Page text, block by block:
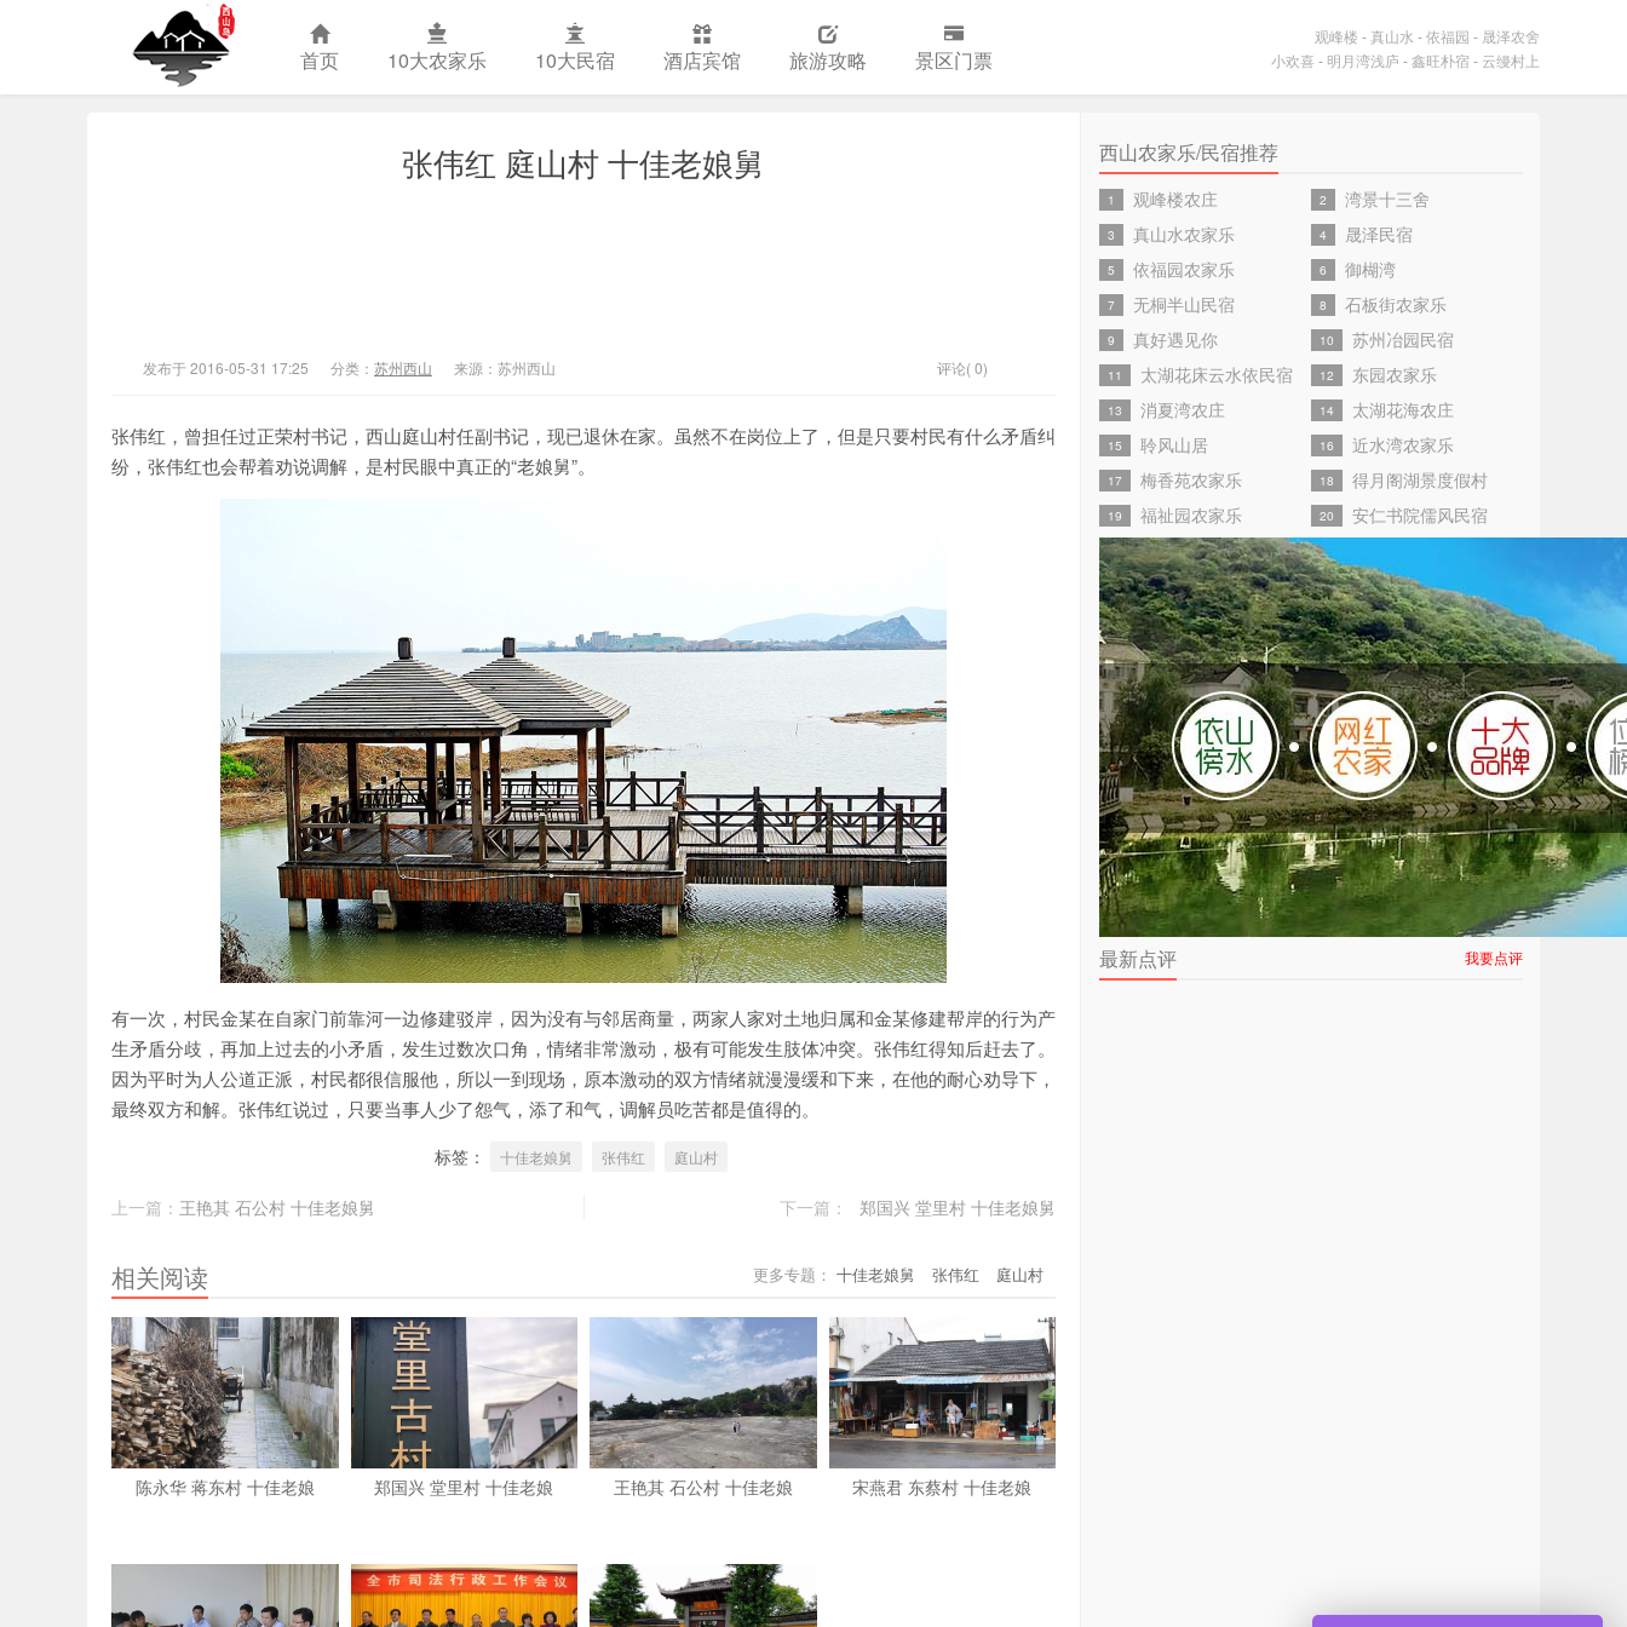
首页 10大农家乐 10大民宿 酒店宾馆 旅游攻略 景区门票
观峰楼 - 真山水 -依福园 - 晟泽农舍
小欢喜- 明月湾浅庐 -鑫旺朴宿- 云缦村上
张伟红 庭山村 十佳老娘舅
发布于 2016-05-31 17:25 分类： 苏州西山 来源：苏州西山 评论( 0)
张伟红，曾担任过正荣村书记，西山庭山村任副书记，现已退休在家。虽然不在岗位上了，但是只要村民有什么矛盾纠
纷，张伟红也会帮着劝说调解，是村民眼中真正的“老娘舅”。
有一次，村民金某在自家门前靠河一边修建驳岸，因为没有与邻居商量，两家人家对土地归属和金某修建帮岸的行为产
生矛盾分歧，再加上过去的小矛盾，发生过数次口角，情绪非常激动，极有可能发生肢体冲突。张伟红得知后赶去了。
因为平时为人公道正派，村民都很信服他，所以一到现场，原本激动的双方情绪就漫漫缓和下来，在他的耐心劝导下，
最终双方和解。张伟红说过，只要当事人少了怨气，添了和气，调解员吃苦都是值得的。
标签： 十佳老娘舅 张伟红 庭山村
上一篇： 王艳其 石公村 十佳老娘舅 下一篇： 郑国兴 堂里村 十佳老娘舅
更多专题： 十佳老娘舅 张伟红 庭山村
相关阅读
陈永华 蒋东村 十佳老娘 郑国兴 堂里村 十佳老娘 王艳其 石公村 十佳老娘 宋燕君 东蔡村 十佳老娘
西山农家乐/民宿推荐
1 观峰楼农庄 2 湾景十三舍
3 真山水农家乐 4 晟泽民宿
5 依福园农家乐 6 御楜湾
7 无桐半山民宿 8 石板街农家乐
9 真好遇见你 10 苏州冶园民宿
11 太湖花床云水依民宿 12 东园农家乐
13 消夏湾农庄 14 太湖花海农庄
15 聆风山居 16 近水湾农家乐
17 梅香苑农家乐 18 得月阁湖景度假村
19 福祉园农家乐 20 安仁书院儒风民宿
最新点评 我要点评